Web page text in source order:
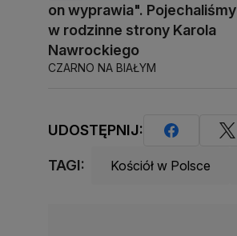
on wyprawia". Pojechaliśmy
w rodzinne strony Karola
Nawrockiego
CZARNO NA BIAŁYM
UDOSTĘPNIJ:
TAGI: Kościół w Polsce